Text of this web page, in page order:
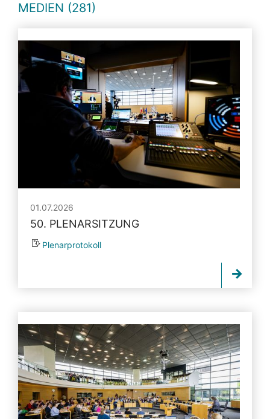
MEDIEN (281)
01.07.2026
50. PLENARSITZUNG
Plenarprotokoll